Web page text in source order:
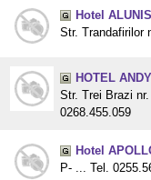
Hotel
Str. Trandafirilor
HOTEL
Str. Trei Brazi
0268.455.059
Hotel
P- ... Tel.